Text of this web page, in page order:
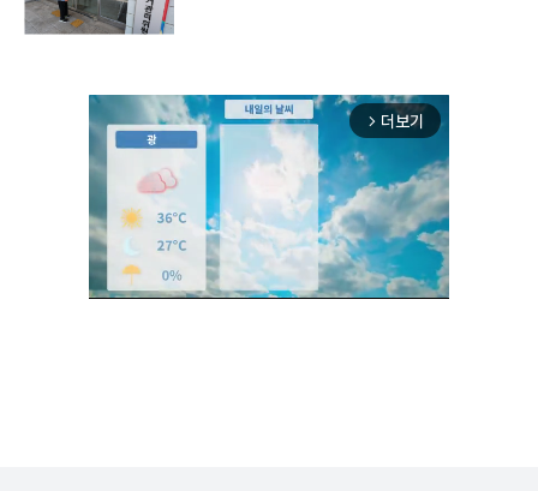
arrow_forward_ios 더보기